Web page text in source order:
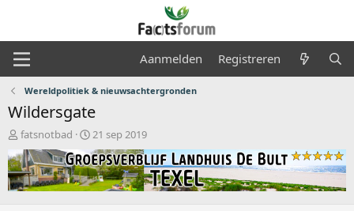
Aanmelden Registreren
Wereldpolitiek & nieuwsachtergronden
Wildersgate
O
n
d
e
r
fatsnotbad
S
t
a
r
t
21 sep 2019